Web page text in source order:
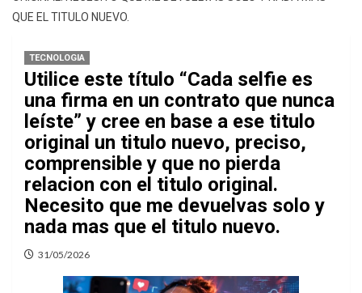
QUE EL TITULO NUEVO.
TECNOLOGIA
Utilice este título “Cada selfie es
una firma en un contrato que nunca
leíste” y cree en base a ese titulo
original un titulo nuevo, preciso,
comprensible y que no pierda
relacion con el titulo original.
Necesito que me devuelvas solo y
nada mas que el titulo nuevo.
31/05/2026